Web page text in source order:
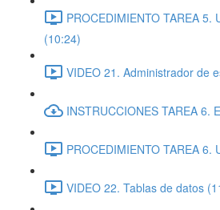
PROCEDIMIENTO TAREA
(10:24)
VIDEO 21. Administrador de
INSTRUCCIONES TAREA 6.
PROCEDIMIENTO TAREA
VIDEO 22. Tablas de datos